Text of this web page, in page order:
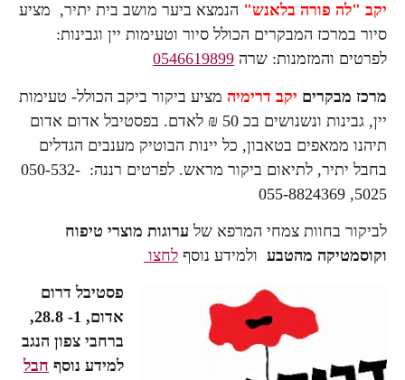
יקב "לה פורה בלאנש" הנמצא ביער מושב בית יתיר, מציע
סיור במרכז המבקרים הכולל סיור וטעימות יין וגבינות:
לפרטים והמזמנות: שרה 0546619899
מרכז מבקרים יקב דרימיה מציע ביקור ביקב הכולל- טעימות
יין, גבינות ונשנושים בכ 50 ₪ לאדם. בפסטיבל אדום אדום
תיהנו ממאפים בטאבון, כל יינות הבוטיק מענבים הגדלים
בחבל יתיר, לתיאום ביקור מראש. לפרטים רננה: 050-532-
5025, 055-8824369
לביקור בחוות צמחי המרפא של ערוגות מוצרי טיפוח
וקוסמטיקה מהטבע ולמידע נוסף לחצו
פסטיבל דרום
אדום, 1- 28.8,
ברחבי צפון הנגב
למידע נוסף חבל